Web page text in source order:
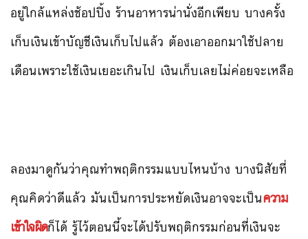
อยู่ใกล้แหล่งช้อปปิ้ง ร้านอาหารน่านั่งอีกเพียบ บางครั้ง
เก็บเงินเข้าบัญชีเงินเก็บไปแล้ว ต้องเอาออกมาใช้ปลาย
เดือนเพราะใช้เงินเยอะเกินไป เงินเก็บเลยไม่ค่อยจะเหลือ
ลองมาดูกันว่าคุณทำพฤติกรรมแบบไหนบ้าง บางนิสัยที่
คุณคิดว่าดีแล้ว มันเป็นการประหยัดเงินอาจจะเป็นความ
เข้าใจผิดก็ได้ รู้ไว้ตอนนี้จะได้ปรับพฤติกรรมก่อนที่เงินจะ